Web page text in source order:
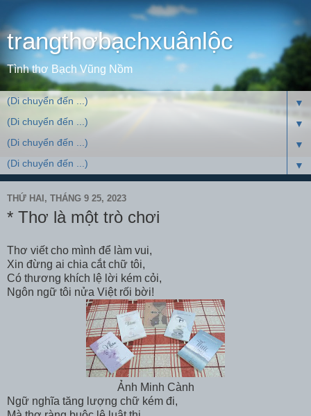
trangthơbạchxuânlộc
Tình thơ Bạch Vũng Nồm
▼
▼
▼
▼
THỨ HAI, THÁNG 9 25, 2023
* Thơ là một trò chơi
Thơ viết cho mình để làm vui,
Xin đừng ai chia cắt chữ tôi,
Có thương khích lệ lời kém cỏi,
Ngôn ngữ tôi nửa Việt rối bời!
Ảnh Minh Cành
Ngữ nghĩa tăng lượng chữ kém đi,